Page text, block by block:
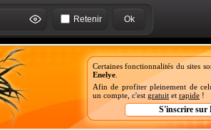
Retenir
Certaines fonctionnalités du sites
Enelye
Afin de profiter pleinement de
un compte, c'est gratuit et rapide !